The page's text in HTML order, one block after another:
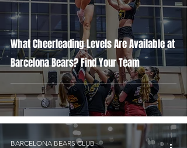
What Cheerleading Levels Are Available at
Barcelona Bears? Find Your Team
BARCELONA BEARS CLUB